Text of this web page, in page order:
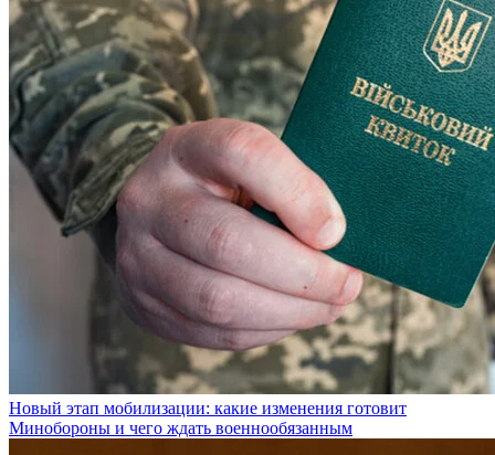
Новый этап мобилизации: какие изменения готовит
Минобороны и чего ждать военнообязанным